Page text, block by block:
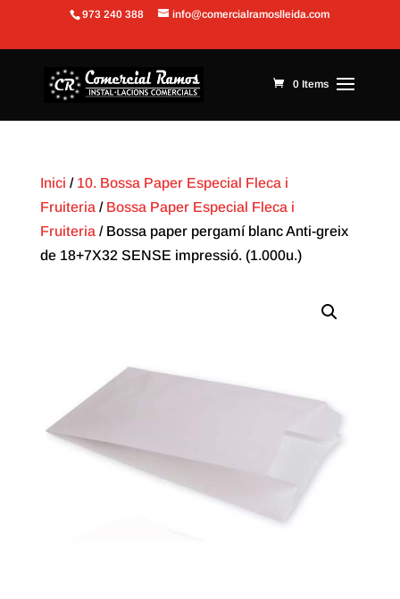
Obre la barra d'eines
973 240 388 info@comercialramoslleida.com
0 Items
Inici / 10. Bossa Paper Especial Fleca i
Fruiteria / Bossa Paper Especial Fleca i
Fruiteria / Bossa paper pergamí blanc Anti-greix
de 18+7X32 SENSE impressió. (1.000u.)